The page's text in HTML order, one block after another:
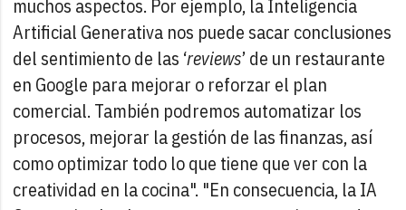
muchos aspectos. Por ejemplo, la Inteligencia
Artificial Generativa nos puede sacar conclusiones
del sentimiento de las ‘reviews’ de un restaurante
en Google para mejorar o reforzar el plan
comercial. También podremos automatizar los
procesos, mejorar la gestión de las finanzas, así
como optimizar todo lo que tiene que ver con la
creatividad en la cocina". "En consecuencia, la IA